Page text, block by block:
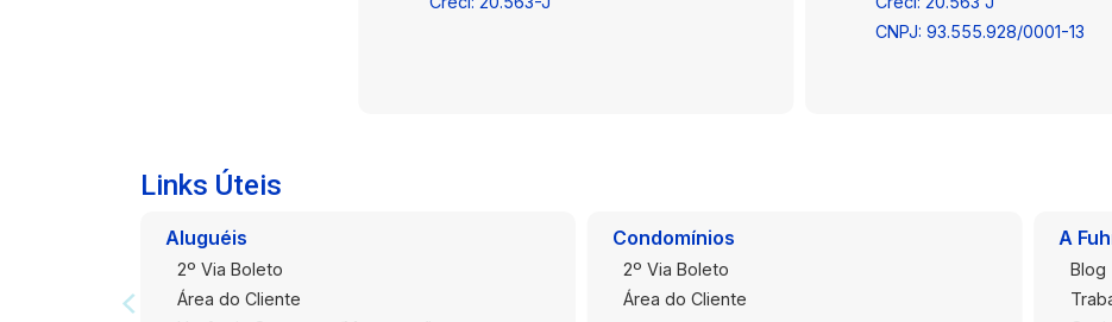
CNPJ: 93.555.928/0001-13
Links Úteis
Aluguéis
2º Via Boleto
Área do Cliente
Condomínios
2º Via Boleto
Área do Cliente
A
Blog